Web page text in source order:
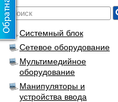
Системный блок
Сетевое оборудование
Мультимедийное
оборудование
Манипуляторы и
устройства ввода